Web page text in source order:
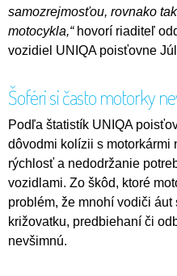
samozrejmosťou, rovnako
motocykla,“hovorí riaditeľ
vozidiel UNIQA poisťovne
Šoféri si často motorky
Podľa štatistík UNIQA
dôvodmi kolízii s motorkármi
rýchlosť a nedodržanie
vozidlami. Zo škôd, ktoré
problém, že mnohí vodiči
križovatku, predbiehaní či
nevšimnú.